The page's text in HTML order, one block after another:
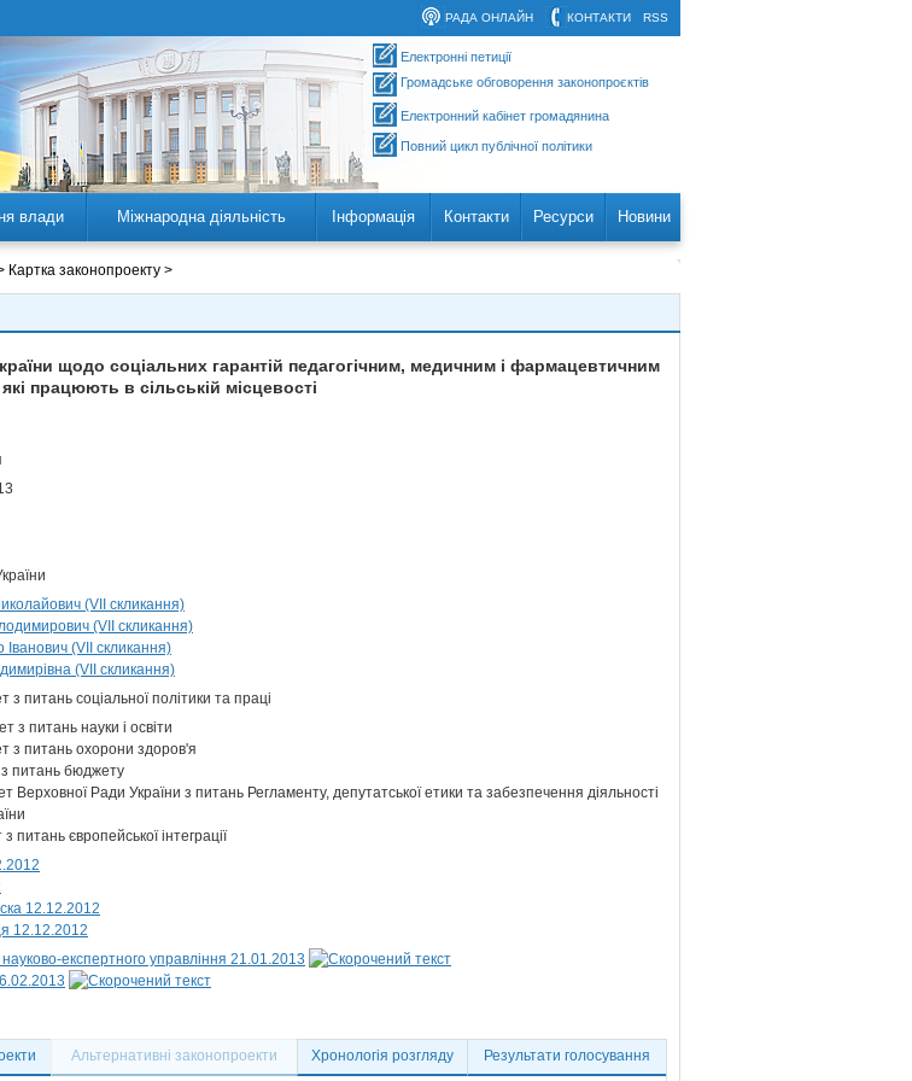
RSS
КОНТАКТИ
РАДА ОНЛАЙН
Електронні петиції
Громадське обговорення законопроєктів
Електронний кабінет громадянина
Повний цикл публічної політики
влади Міжнародна діяльність Інформація Контакти Ресурси Новини
Картка законопроекту >
щодо соціальних гарантій педагогічним, медичним і фармацевтичним
працюють в сільській місцевості
(VII скликання)
(VII скликання)
(VII скликання)
(VII скликання)
питань соціальної політики та праці
з питань науки і освіти
з питань охорони здоров'я
питань бюджету
Верховної Ради України з питань Регламенту, депутатської етики та забезпечення діяльності
питань європейської інтеграції
12.12.2012
12.12.2012
експертного управління 21.01.2013
Альтернативні законопроекти Хронологія розгляду Результати голосування